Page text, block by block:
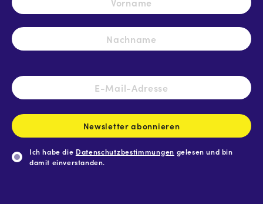
E-
Mail-
Newsletter abonnieren
Ich habe die Datenschutzbestimmungen gelesen und bin
damit einverstanden.